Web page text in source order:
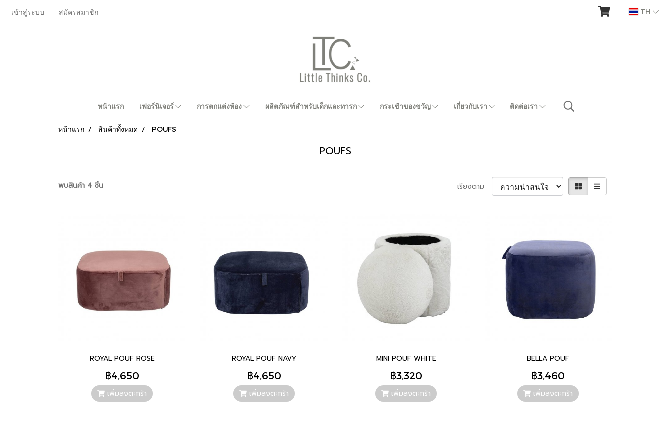
เข้าสู่ระบบ สมัครสมาชิก TH
หน้าแรก เฟอร์นิเจอร์ การตกแต่งห้อง ผลิตภัณฑ์สำหรับเด็กและทารก กระเช้าของขวัญ เกี่ยวกับเรา ติดต่อเรา
หน้าแรก สินค้าทั้งหมด POUFS
POUFS
พบสินค้า 4 ชิ้น เรียงตาม
ROYAL POUF ROSE
฿4,650
เพิ่มลงตะกร้า
ROYAL POUF NAVY
฿4,650
เพิ่มลงตะกร้า
MINI POUF WHITE
฿3,320
เพิ่มลงตะกร้า
BELLA POUF
฿3,460
เพิ่มลงตะกร้า